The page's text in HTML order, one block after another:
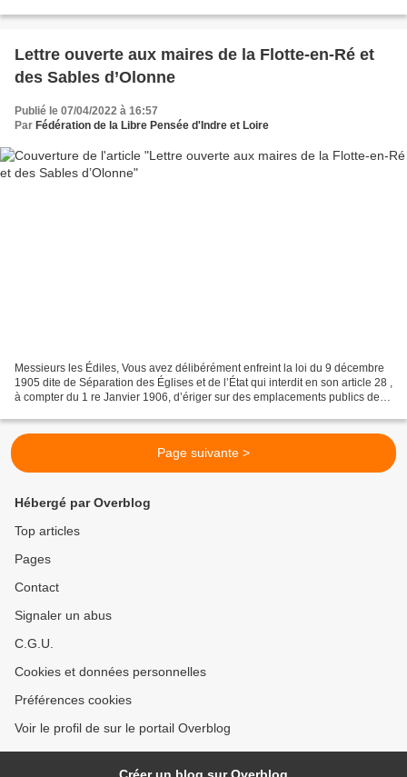
Lettre ouverte aux maires de la Flotte-en-Ré et
des Sables d’Olonne
Publié le 07/04/2022 à 16:57
Par Fédération de la Libre Pensée d'Indre et Loire
Messieurs les Édiles, Vous avez délibérément enfreint la loi du 9 décembre
1905 dite de Séparation des Églises et de l’État qui interdit en son article 28 ,
à compter du 1 re Janvier 1906, d’ériger sur des emplacements publics des
Page suivante >
Hébergé par Overblog
Top articles
Pages
Contact
Signaler un abus
C.G.U.
Cookies et données personnelles
Préférences cookies
Voir le profil de sur le portail Overblog